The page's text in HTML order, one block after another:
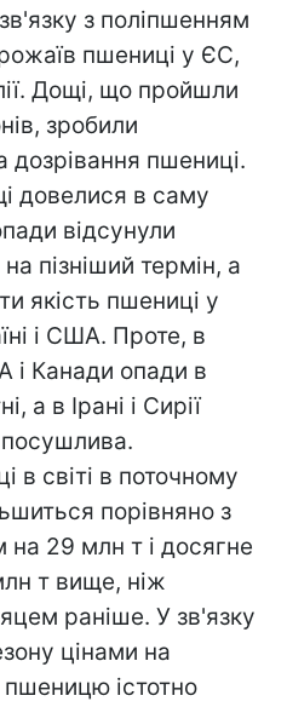
з поліпшенням
пшениці у ЄС,
Дощі, що пройшли
зробили
дозрівання пшениці.
довелися в саму
відсунули
пізніший термін, а
якість пшениці у
і США. Проте, в
і Канади опади в
а в Ірані і Сирії
світі в поточному
порівняно з
на 29 млн т і досягне
т вище, ніж
раніше. У зв'язку
цінами на
пшеницю істотно